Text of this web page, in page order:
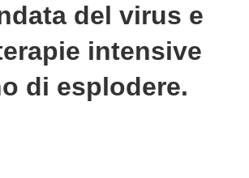
del virus e
intensive
di esplodere.